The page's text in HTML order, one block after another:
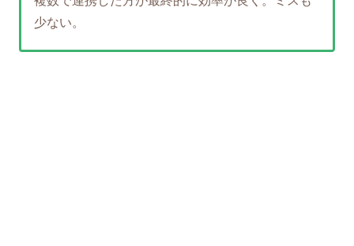
少ない。